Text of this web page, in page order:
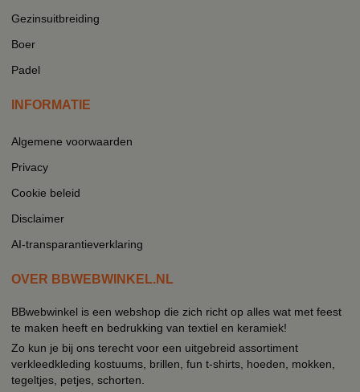
Gezinsuitbreiding
Boer
Padel
INFORMATIE
Algemene voorwaarden
Privacy
Cookie beleid
Disclaimer
AI-transparantieverklaring
OVER BBWEBWINKEL.NL
BBwebwinkel is een webshop die zich richt op alles wat met feest
te maken heeft en bedrukking van textiel en keramiek!
Zo kun je bij ons terecht voor een uitgebreid assortiment
verkleedkleding kostuums, brillen, fun t-shirts, hoeden, mokken,
tegeltjes, petjes, schorten.